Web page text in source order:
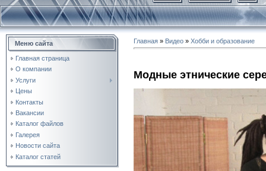
Меню сайта
Главная страница
О компании
Услуги
Цены
Контакты
Вакансии
Каталог файлов
Галерея
Новости сайта
Каталог статей
Главная » Видео » Хобби и образование
Модные этнические